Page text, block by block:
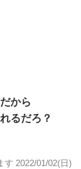
から
るだろ？
す 2022/01/02(日)